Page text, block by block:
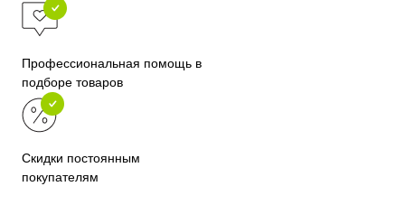
Профессиональная помощь в
подборе товаров
Скидки постоянным
покупателям